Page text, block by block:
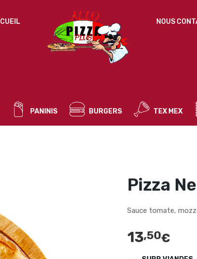
NOUS
de passe perdu ?
mot de passe sera envoyé vers votre adresse
PANINIS BURGERS TEX MEX
Pizza
Sauce tomate,
13,50€